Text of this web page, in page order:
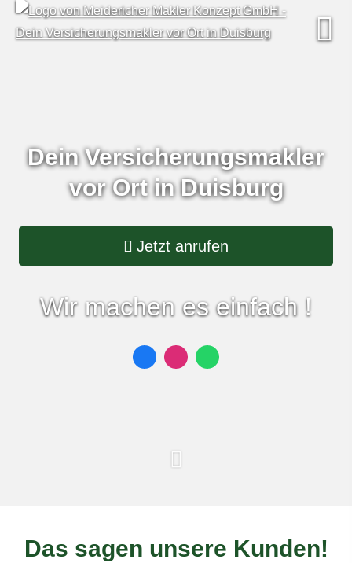
Dein Ver­sicherungs­makler
vor Ort in Duisburg
Jetzt anrufen
Wir machen es einfach !
Das sagen unsere Kunden!